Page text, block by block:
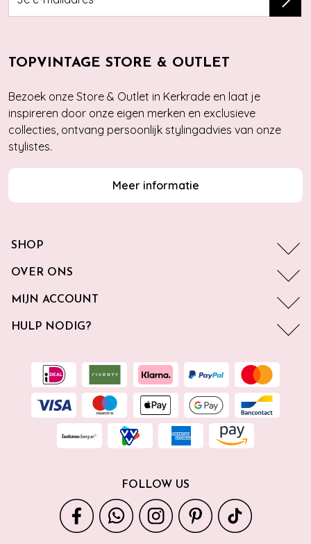
TOPVINTAGE STORE & OUTLET
Bezoek onze Store & Outlet in Kerkrade en laat je
inspireren door onze eigen merken en exclusieve
collecties, ontvang persoonlijk stylingadvies van onze
stylistes.
Meer informatie
SHOP
OVER ONS
MIJN ACCOUNT
HULP NODIG?
FOLLOW US